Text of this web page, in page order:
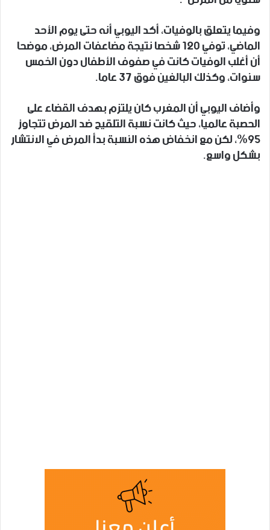
وفيما يتعلق بالوفيات، أكد اليوبي أنه حتى يوم الأحد
الماضي، توفي 120 شخصا نتيجة مضاعفات المرض، موضحا
أن أغلب الوفيات كانت في صفوف الأطفال دون الخمس
سنوات، وكذلك البالغين فوق 37 عاما.
وأضاف اليوبي أن المغرب كان يلتزم بهدف القضاء على
الحصبة عالميا، حيث كانت نسبة التلقيح ضد المرض تتجاوز
95%، لكن مع انخفاض هذه النسبة بدأ المرض في الانتشار
بشكل واسع.